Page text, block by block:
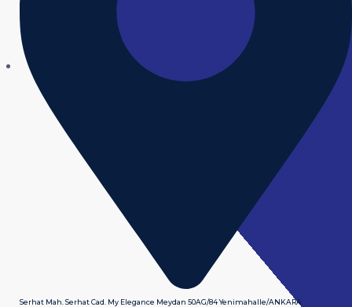
Serhat Mah. Serhat Cad. My Elegance Meydan 50AG/84 Yenimahalle/ANKARA